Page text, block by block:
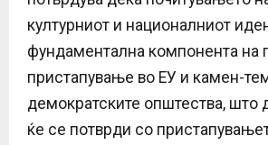
културниот и националниот
фундаментална компонента на
пристапување во ЕУ и камен-
демократските општества, што
ќе се потврди со